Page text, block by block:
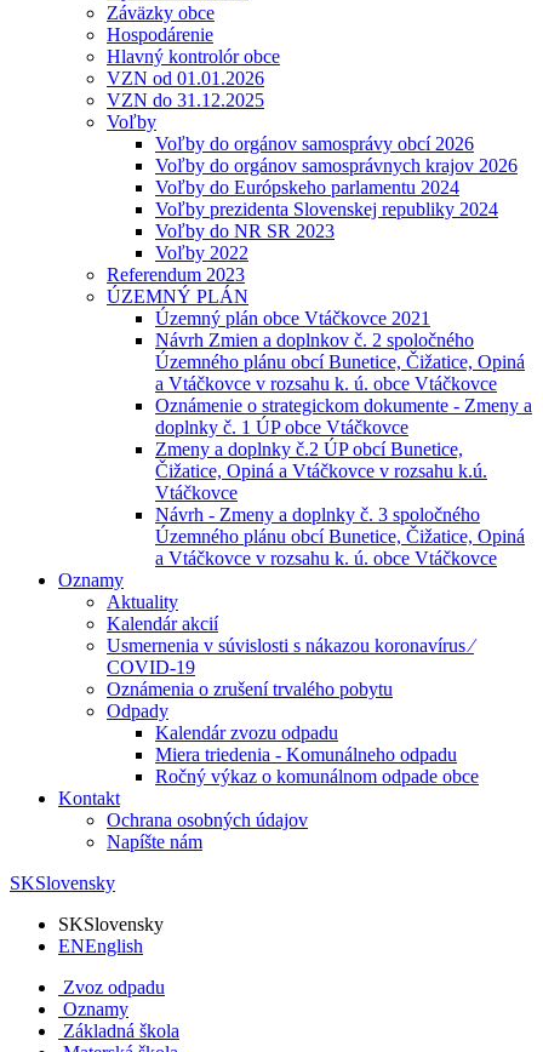
Záväzky obce
Hospodárenie
Hlavný kontrolór obce
VZN od 01.01.2026
VZN do 31.12.2025
Voľby
Voľby do orgánov samosprávy obcí 2026
Voľby do orgánov samosprávnych krajov 2026
Voľby do Európskeho parlamentu 2024
Voľby prezidenta Slovenskej republiky 2024
Voľby do NR SR 2023
Voľby 2022
Referendum 2023
ÚZEMNÝ PLÁN
Územný plán obce Vtáčkovce 2021
Návrh Zmien a doplnkov č. 2 spoločného
Územného plánu obcí Bunetice, Čižatice, Opiná
a Vtáčkovce v rozsahu k. ú. obce Vtáčkovce
Oznámenie o strategickom dokumente - Zmeny a
doplnky č. 1 ÚP obce Vtáčkovce
Zmeny a doplnky č.2 ÚP obcí Bunetice,
Čižatice, Opiná a Vtáčkovce v rozsahu k.ú.
Vtáčkovce
Návrh - Zmeny a doplnky č. 3 spoločného
Územného plánu obcí Bunetice, Čižatice, Opiná
a Vtáčkovce v rozsahu k. ú. obce Vtáčkovce
Oznamy
Aktuality
Kalendár akcií
Usmernenia v súvislosti s nákazou koronavírus ⁄
COVID-19
Oznámenia o zrušení trvalého pobytu
Odpady
Kalendár zvozu odpadu
Miera triedenia - Komunálneho odpadu
Ročný výkaz o komunálnom odpade obce
Kontakt
Ochrana osobných údajov
Napíšte nám
SKSlovensky
SKSlovensky
ENEnglish
Zvoz odpadu
Oznamy
Základná škola